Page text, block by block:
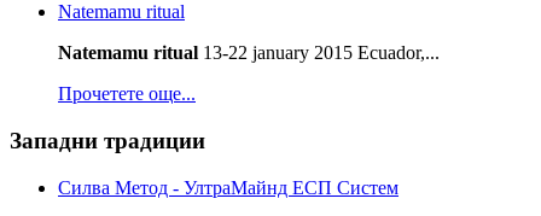
Natemamu ritual
Natemamu ritual 13-22 january 2015 Ecuador,...
Прочетете още...
Западни традиции
Силва Метод - УлтраМайнд ЕСП Систем